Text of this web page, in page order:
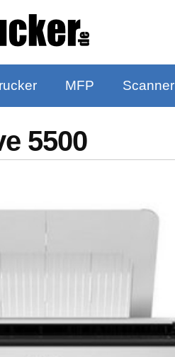
MFP Scanner
5500